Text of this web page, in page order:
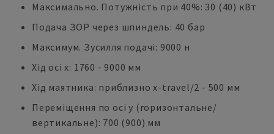
Максимально. Потужність при 40%: 30 (40) кВт
Подача ЗОР через шпиндель: 40 бар
Максимум. Зусилля подачі: 9000 н
Хід осі x: 1760 - 9000 мм
Хід маятника: приблизно x-travel/2 - 500 мм
Переміщення по осі y (горизонтальне/
вертикальне): 700 (900) мм